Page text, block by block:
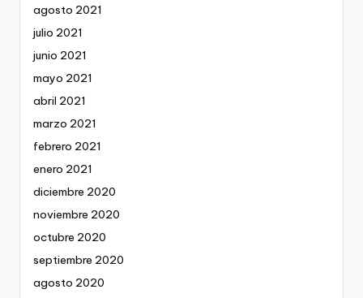
agosto 2021
julio 2021
junio 2021
mayo 2021
abril 2021
marzo 2021
febrero 2021
enero 2021
diciembre 2020
noviembre 2020
octubre 2020
septiembre 2020
agosto 2020